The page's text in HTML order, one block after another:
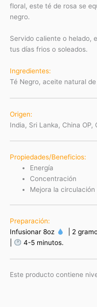
floral, este té de rosa se
negro.
Servido caliente o helado,
tus días frios o soleados.
Ingredientes:
Té Negro, aceite natural
Origen:
India, Sri Lanka, China OP,
Propiedades/Beneficios:
Energía
Concentración
Mejora la circulación
Preparación:
Infusionar 8oz
| 2
4-5 minutos.
Este producto contiene